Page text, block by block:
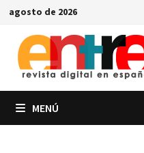
Saltar
contenido
agosto de 2026
MENÚ